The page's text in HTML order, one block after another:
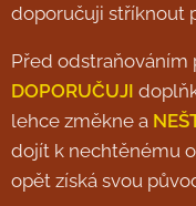
doporučuji stříknout
Před odstraňováním
DOPORUČUJI
lehce změkne a
dojít k nechtěnému
opět získá svou